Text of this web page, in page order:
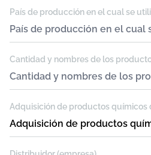
País de producción en el cual se
Cantidad y nombres de los
Adquisición de productos químicos